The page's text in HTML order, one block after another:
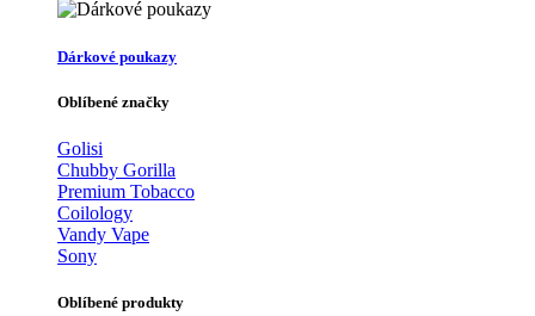
Dárkové poukazy
Oblíbené značky
Golisi
Chubby Gorilla
Premium Tobacco
Coilology
Vandy Vape
Sony
Oblíbené produkty